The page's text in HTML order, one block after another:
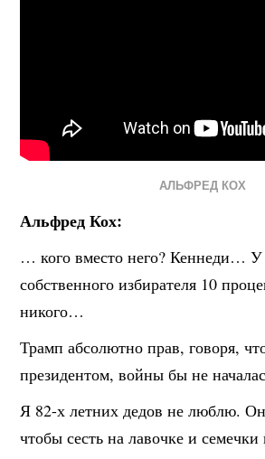
АЛЬФРЕД КОХ
Альфред Кох:
… кого вместо него? Кеннеди… У
собственного избирателя 10
никого…
Трамп абсолютно прав, говоря,
президентом, войны бы не
Я 82-х летних дедов не люблю.
чтобы сесть на лавочке и